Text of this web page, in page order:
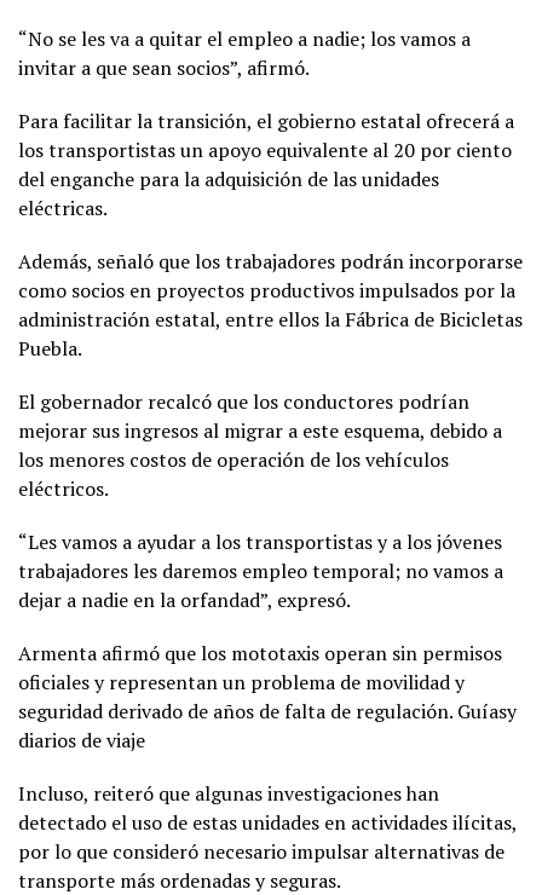
“No se les va a quitar el empleo a nadie; los vamos a
invitar a que sean socios”, afirmó.
Para facilitar la transición, el gobierno estatal ofrecerá a
los transportistas un apoyo equivalente al 20 por ciento
del enganche para la adquisición de las unidades
eléctricas.
Además, señaló que los trabajadores podrán incorporarse
como socios en proyectos productivos impulsados por la
administración estatal, entre ellos la Fábrica de Bicicletas
Puebla.
El gobernador recalcó que los conductores podrían
mejorar sus ingresos al migrar a este esquema, debido a
los menores costos de operación de los vehículos
eléctricos.
“Les vamos a ayudar a los transportistas y a los jóvenes
trabajadores les daremos empleo temporal; no vamos a
dejar a nadie en la orfandad”, expresó.
Armenta afirmó que los mototaxis operan sin permisos
oficiales y representan un problema de movilidad y
seguridad derivado de años de falta de regulación. Guíasy
diarios de viaje
Incluso, reiteró que algunas investigaciones han
detectado el uso de estas unidades en actividades ilícitas,
por lo que consideró necesario impulsar alternativas de
transporte más ordenadas y seguras.